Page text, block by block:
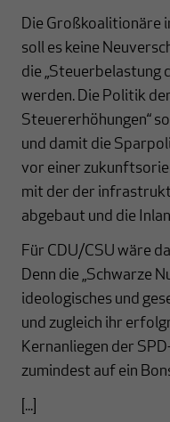
Die Großkoalitionäre
soll es keine
die „Steuerbelastung
werden. Die Politik
Steuererhöhungen“
und damit die
vor einer
mit der der
abgebaut und die
Für CDU/CSU wäre
Denn die „Schwarze
ideologisches und
und zugleich ihr
Kernanliegen der
zumindest auf ein
[...]